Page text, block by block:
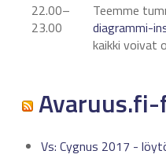
22.00–
23.00
Teemme
diagrammi-
kaikki voivat
Vs: Cygnus 2017 -